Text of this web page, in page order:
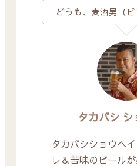
どうも、麦酒男（ビ
タカバシ
タカバシショウヘ
レ＆苦味のビール